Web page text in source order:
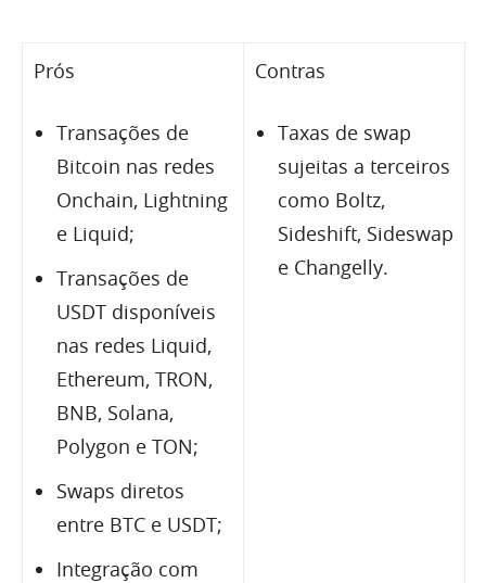
Prós
Transações de
Bitcoin nas redes
Onchain, Lightning
e Liquid;
Transações de
USDT disponíveis
nas redes Liquid,
Ethereum, TRON,
BNB, Solana,
Polygon e TON;
Swaps diretos
entre BTC e USDT;
Integração com
Contras
Taxas de swap
sujeitas a terceiros
como Boltz,
Sideshift, Sideswap
e Changelly.